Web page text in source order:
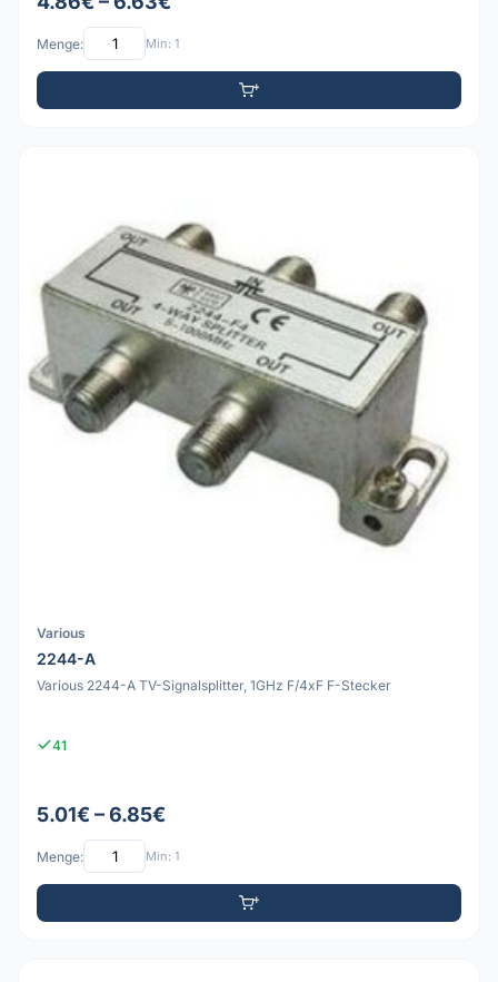
Menge: Min: 1
Various
2244-A
Various 2244-A TV-Signalsplitter, 1GHz F/4xF F-Stecker
41
5.01€ – 6.85€
Menge: Min: 1